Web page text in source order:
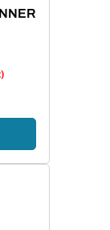
setzt